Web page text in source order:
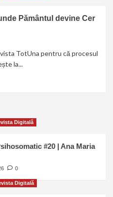
Pământul devine Cer
TotUna pentru că procesul
la...
Digitală
#20 | Ana Maria
0
Digitală